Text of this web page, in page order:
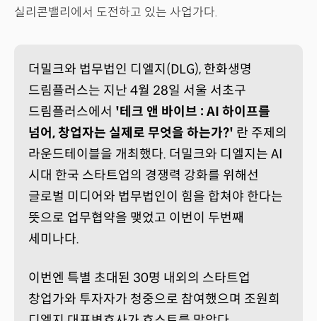
실리콘밸리에서 도전하고 있는 사업가다.
더밀크와 법무법인 디엘지(DLG), 한화생명
드림플러스는 지난 4월 28일 서울 서초구
드림플러스에서 '테크 앤 바이브 : AI 하이프를
넘어, 창업자는 실제로 무엇을 하는가?' 란 주제의
라운드테이블을 개최했다. 더밀크와 디엘지는 AI
시대 한국 스타트업의 경쟁력 강화를 위해선
글로벌 미디어와 법무법인이 힘을 합쳐야 한다는
뜻으로 업무협약을 맺었고 이번이 두번째
세미나다.
이번엔 특별 초대된 30명 내외의 스타트업
창업가와 투자자가 청중으로 참여했으며 조원희